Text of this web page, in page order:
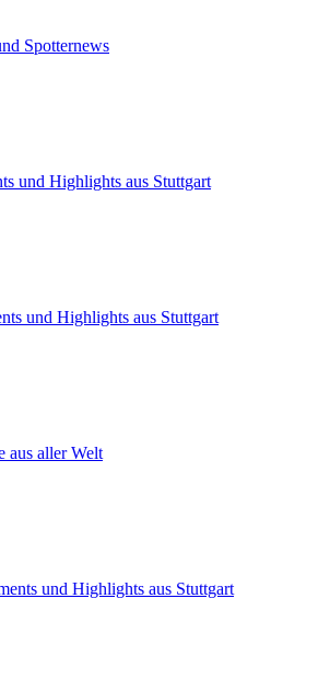
Spotternews
und Highlights aus Stuttgart
und Highlights aus Stuttgart
aus aller Welt
und Highlights aus Stuttgart